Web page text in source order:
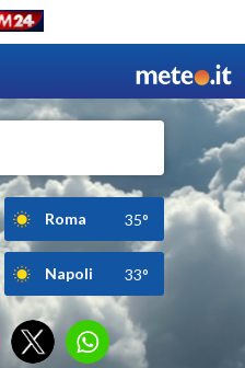
Roma 35°
Napoli 33°